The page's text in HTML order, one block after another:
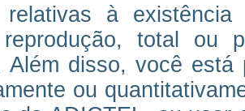
relativas à
reprodução, total ou
Além disso, você
ou